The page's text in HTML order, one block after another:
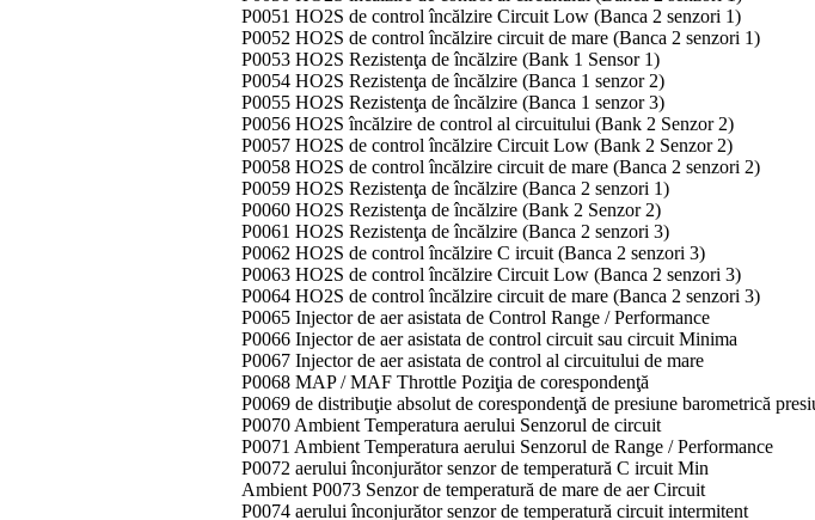
P0051 HO2S de control încălzire Circuit Low (Banca 2 senzori 1)
P0052 HO2S de control încălzire circuit de mare (Banca 2 senzori 1)
P0053 HO2S Rezistenţa de încălzire (Bank 1 Sensor 1)
P0054 HO2S Rezistenţa de încălzire (Banca 1 senzor 2)
P0055 HO2S Rezistenţa de încălzire (Banca 1 senzor 3)
P0056 HO2S încălzire de control al circuitului (Bank 2 Senzor 2)
P0057 HO2S de control încălzire Circuit Low (Bank 2 Senzor 2)
P0058 HO2S de control încălzire circuit de mare (Banca 2 senzori 2)
P0059 HO2S Rezistenţa de încălzire (Banca 2 senzori 1)
P0060 HO2S Rezistenţa de încălzire (Bank 2 Senzor 2)
P0061 HO2S Rezistenţa de încălzire (Banca 2 senzori 3)
P0062 HO2S de control încălzire C ircuit (Banca 2 senzori 3)
P0063 HO2S de control încălzire Circuit Low (Banca 2 senzori 3)
P0064 HO2S de control încălzire circuit de mare (Banca 2 senzori 3)
P0065 Injector de aer asistata de Control Range / Performance
P0066 Injector de aer asistata de control circuit sau circuit Minima
P0067 Injector de aer asistata de control al circuitului de mare
P0068 MAP / MAF Throttle Poziţia de corespondenţă
P0069 de distribuţie absolut de corespondenţă de presiune barometrică
P0070 Ambient Temperatura aerului Senzorul de circuit
P0071 Ambient Temperatura aerului Senzorul de Range / Performance
P0072 aerului înconjurător senzor de temperatură C ircuit Min
Ambient P0073 Senzor de temperatură de mare de aer Circuit
P0074 aerului înconjurător senzor de temperatură circuit intermitent